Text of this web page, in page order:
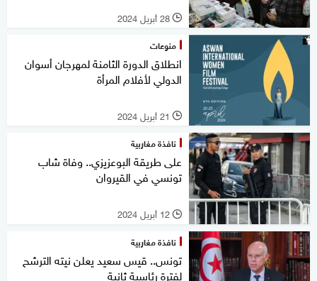
l 28 أبريل 2024
منوعات
انطلاق الدورة الثامنة لمهرجان أسوان
الدولي لأفلام المرأة
l 21 أبريل 2024
نافذة مغاربية
على طريقة البوعزيزي.. وفاة شاب
تونسي في القيروان
l 12 أبريل 2024
نافذة مغاربية
تونس.. قيس سعيد يعلن نيته الترشح
لفترة رئاسية ثانية